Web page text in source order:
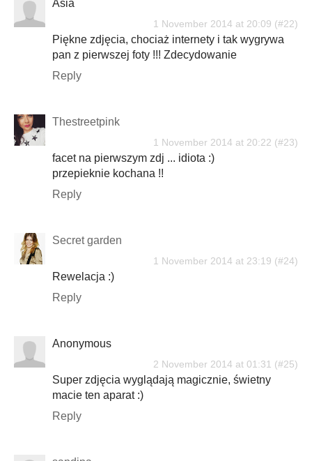
Asia
1 November 2014 at 20:09
Piękne zdjęcia, chociaż internety i tak wygrywa
pan z pierwszej foty !!! Zdecydowanie
Reply
Thestreetpink
1 November 2014 at 20:22
facet na pierwszym zdj ... idiota :)
przepieknie kochana !!
Reply
Secret garden
1 November 2014 at 23:19
Rewelacja :)
Reply
Anonymous
2 November 2014 at 01:31
Super zdjęcia wyglądają magicznie, świetny
macie ten aparat :)
Reply